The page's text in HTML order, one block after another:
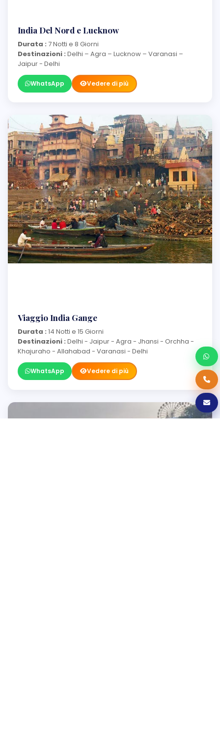
India Del Nord e Lucknow
Durata : 7 Notti e 8 Giorni
Destinazioni : Delhi – Agra – Lucknow – Varanasi –
Jaipur - Delhi
WhatsApp Vedere di più
Viaggio India Gange
Durata : 14 Notti e 15 Giorni
Destinazioni : Delhi - Jaipur - Agra - Jhansi - Orchha -
Khajuraho - Allahabad - Varanasi - Delhi
WhatsApp Vedere di più